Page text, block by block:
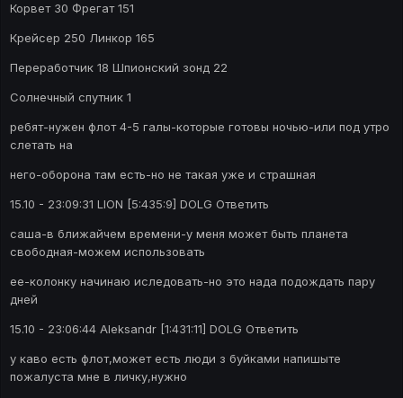
Корвет 30 Фрегат 151
Крейсер 250 Линкор 165
Переработчик 18 Шпионский зонд 22
Солнечный спутник 1
ребят-нужен флот 4-5 галы-которые готовы ночью-или под утро
слетать на
него-оборона там есть-но не такая уже и страшная
15.10 - 23:09:31 LION [5:435:9] DOLG Ответить
саша-в ближайчем времени-у меня может быть планета
свободная-можем использовать
ее-колонку начинаю иследовать-но это нада подождать пару
дней
15.10 - 23:06:44 Aleksandr [1:431:11] DOLG Ответить
у каво есть флот,может есть люди з буйками напишыте
пожалуста мне в личку,нужно